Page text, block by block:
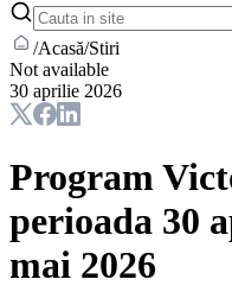
/Acasă/Stiri
Not available
30 aprilie 2026
Program
perioada 30
mai 2026